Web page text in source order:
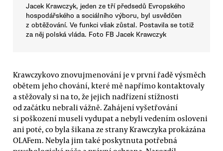
Jacek Krawczyk, jeden ze tří předsedů Evropského
hospodářského a sociálního výboru, byl usvědčen
z obtěžování. Ve funkci však zůstal. Postavila se totiž
za něj polská vláda. Foto FB Jacek Krawczyk
Krawczykovo znovujmenování je v první řadě výsměch
obětem jeho chování, které mě napřímo kontaktovaly
a stěžovaly si na to, že jejich nadřízení stížnosti
od začátku nebrali vážně. Zahájení vyšetřování
si poškození museli vydupat a nebyli vedením osloveni
ani poté, co byla šikana ze strany Krawczyka prokázána
OLAFem. Nebyla jim také poskytnuta potřebná